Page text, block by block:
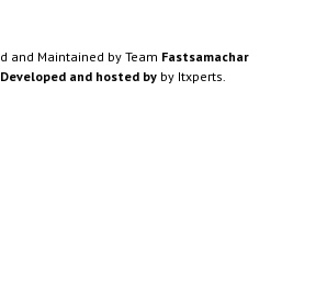
and Maintained by Team Fastsamachar
and hosted byby Itxperts.